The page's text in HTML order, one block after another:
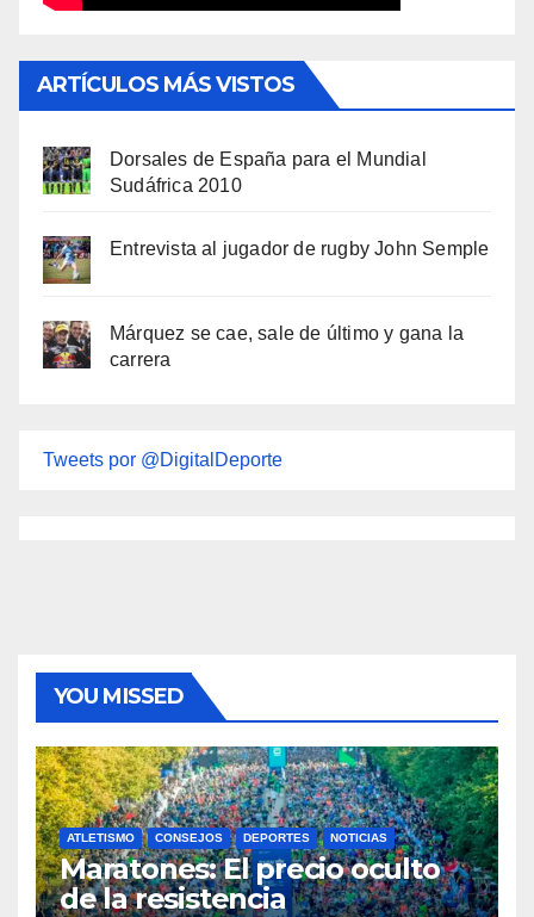
ARTÍCULOS MÁS VISTOS
Dorsales de España para el Mundial
Sudáfrica 2010
Entrevista al jugador de rugby John Semple
Márquez se cae, sale de último y gana la
carrera
Tweets por @DigitalDeporte
YOU MISSED
ATLETISMO CONSEJOS DEPORTES NOTICIAS
Maratones: El precio oculto
de la resistencia